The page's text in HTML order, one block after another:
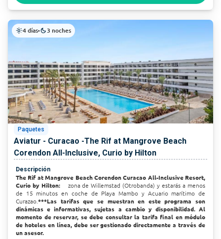
light_mode4 días•dark_mode3 noches
Paquetes
Aviatur - Curacao -The Rif at Mangrove Beach
Corendon All-Inclusive, Curio by Hilton
Descripción
The Rif at Mangrove Beach Corendon Curacao All-Inclusive Resort,
Curio by Hilton:
zona de Willemstad (Otrobanda) y estarás a menos
de 15 minutos en coche de Playa Mambo y Acuario marítimo de
Curazao.***Las tarifas que se muestran en este programa son
dinámicas e informativas, sujetas a cambio y disponibilidad. Al
momento de reservar, se debe consultar la tarifa final en módulo
de hoteles en línea, debe ser gestionado directamente a través de
un asesor.